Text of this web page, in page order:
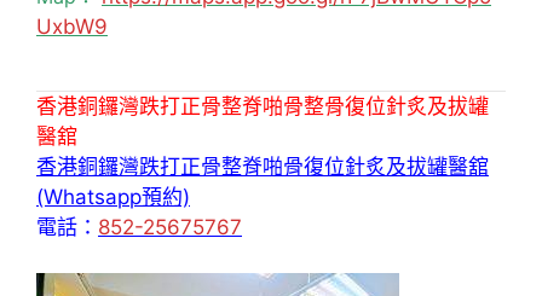
UxbW9
香港銅鑼灣跌打正骨整脊啪骨整骨復位針炙及拔罐
醫舘
香港銅鑼灣跌打正骨整脊啪骨復位針炙及拔罐醫舘
(Whatsapp預約)
電話： 852-25675767